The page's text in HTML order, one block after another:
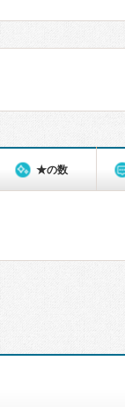
★の数